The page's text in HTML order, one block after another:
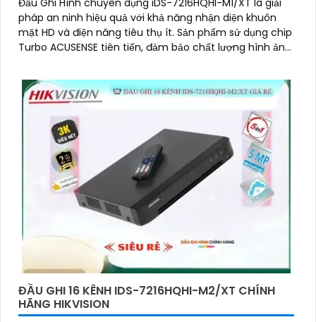
Đầu Ghi Hình chuyên dụng iDS-7216HQHI-M1/XT là giải
pháp an ninh hiệu quả với khả năng nhận diện khuôn
mặt HD và điện năng tiêu thụ ít. Sản phẩm sử dụng chip
Turbo ACUSENSE tiên tiến, đảm bảo chất lượng hình ảnh
ĐẦU GHI 16 KÊNH IDS-7216HQHI-M2/XT CHÍNH
HÃNG HIKVISION